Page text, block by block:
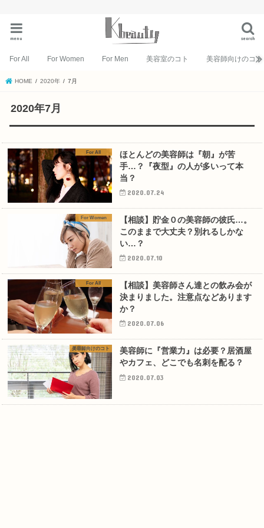
search
menu
For All For Women For Men 美容室のコト 美容師向けのコト
HOME 2020年 7月
2020年7月
For All
ほとんどの美容師は『朝』が苦
手…？『夜型』の人が多いって本
当？
2020.07.24
For Women
【相談】貯金０の美容師の彼氏…。
このままで大丈夫？別れるしかな
い…？
2020.07.10
For All
【相談】美容師さん達との飲み会が
決まりました。注意点などあります
か？
2020.07.06
美容師向けのコト
美容師に『営業力』は必要？居酒屋
やカフェ、どこでも名刺を配る？
2020.07.03